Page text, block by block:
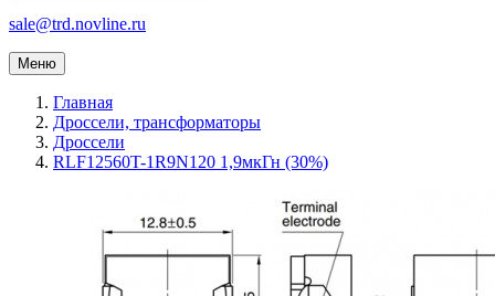
sale@trd.novline.ru
Меню
Главная
Дроссели, трансформаторы
Дроссели
RLF12560T-1R9N120 1,9мкГн (30%)